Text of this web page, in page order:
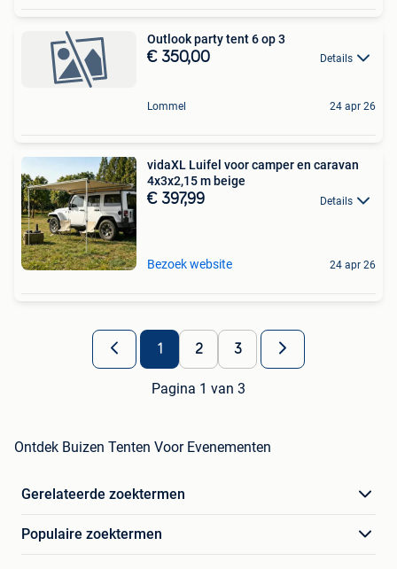
Outlook party tent 6 op 3
€ 350,00 Details
Lommel 24 apr 26
vidaXL Luifel voor camper en caravan
4x3x2,15 m beige
€ 397,99 Details
Bezoek website 24 apr 26
1 2 3
Pagina 1 van 3
Ontdek Buizen Tenten Voor Evenementen
Gerelateerde zoektermen
Populaire zoektermen